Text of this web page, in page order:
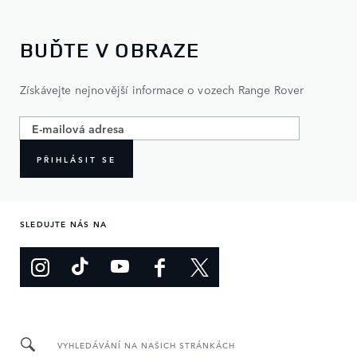
BUĎTE V OBRAZE
Získávejte nejnovější informace o vozech Range Rover
PŘIHLÁSIT SE
SLEDUJTE NÁS NA
VYHLEDÁVÁNÍ NA NAŠICH STRÁNKÁCH